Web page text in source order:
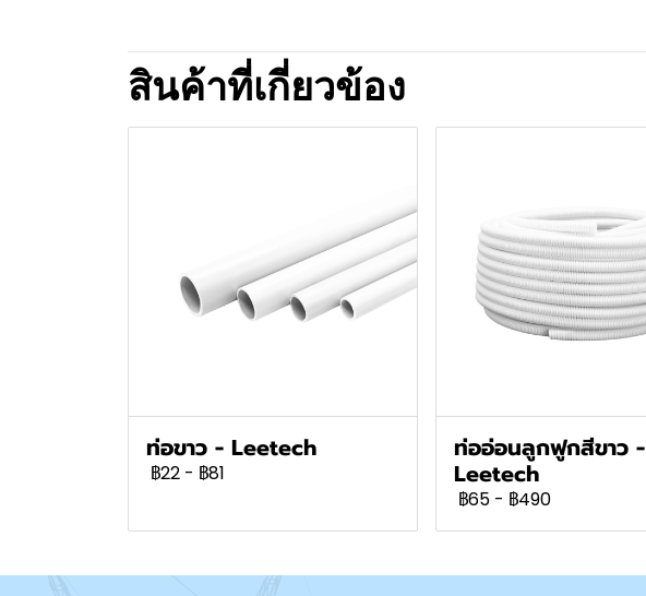
สินค้าที่เกี่ยวข้อง
ท่อขาว - Leetech
฿22 - ฿81
ท่ออ่อนลูกฟูกสีขาว -
Leetech
฿65 - ฿490